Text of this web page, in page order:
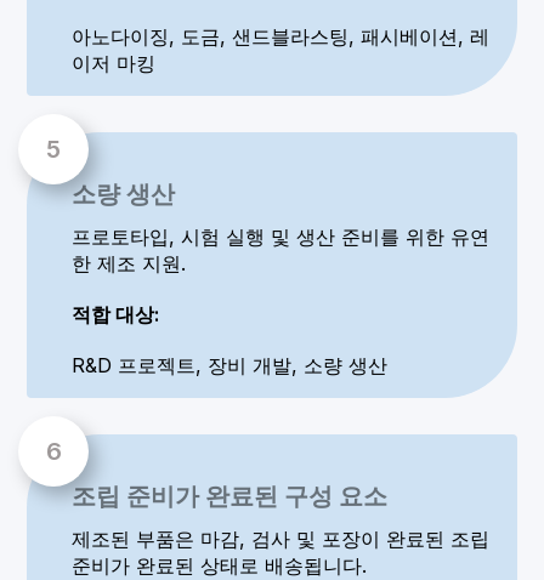
아노다이징, 도금, 샌드블라스팅, 패시베이션, 레
이저 마킹
소량 생산
프로토타입, 시험 실행 및 생산 준비를 위한 유연
한 제조 지원.
적합 대상:
R&D 프로젝트, 장비 개발, 소량 생산
조립 준비가 완료된 구성 요소
제조된 부품은 마감, 검사 및 포장이 완료된 조립
준비가 완료된 상태로 배송됩니다.